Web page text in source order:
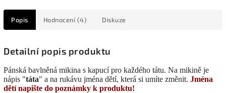
Popis Hodnocení (4) Diskuze
Detailní popis produktu
Pánská bavlněná mikina s kapucí pro každého tátu. Na mikině je
nápis "táta" a na rukávu jména dětí, která si umíte změnit. Jména
dětí napište do poznámky k produktu!